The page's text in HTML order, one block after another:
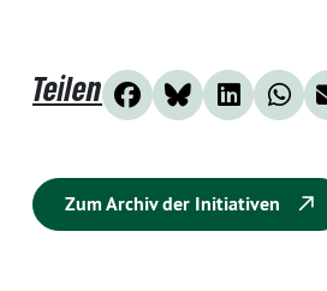
Teilen
Zum Archiv der Initiativen